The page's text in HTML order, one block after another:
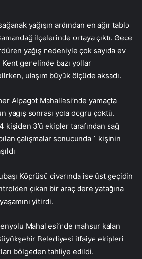
yağışın ardından en ağır tablo
ilçelerinde ortaya çıktı. Gece
yağış nedeniyle çok sayıda ev
genelinde bazı yollar
ulaşım büyük ölçüde aksadı.
Alpagot Mahallesi’nde yamaçta
yağış sonrası yola doğru çöktü.
kişiden 3’ü ekipler tarafından sağ
çalışmalar sonucunda 1 kişinin
Köprüsü civarında ise üst geçidin
çıkan bir araç dere yatağına
yitirdi.
Mahallesi’nde mahsur kalan
Belediyesi itfaiye ekipleri
bölgeden tahliye edildi.